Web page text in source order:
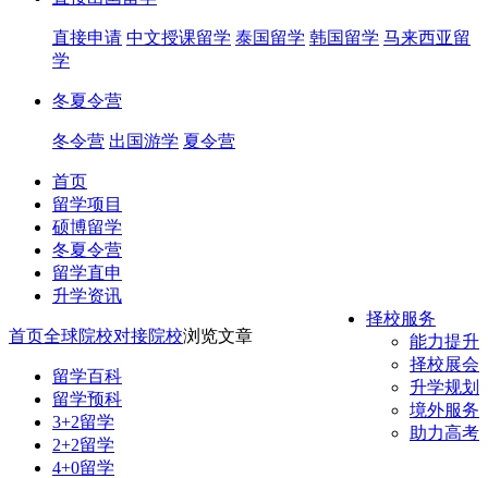
直接申请 中文授课留学 泰国留学 韩国留学 马来西亚留
学
冬夏令营
冬令营 出国游学 夏令营
首页
留学项目
硕博留学
冬夏令营
留学直申
升学资讯
择校服务
能力提升
择校展会
升学规划
境外服务
助力高考
首页全球院校对接院校浏览文章
留学百科
留学预科
3+2留学
2+2留学
4+0留学